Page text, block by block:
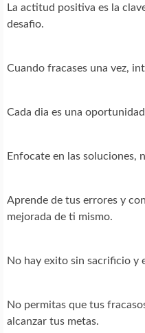
La actitud positiva es la
desafio.
Cuando fracases una vez,
Cada dia es una
Enfocate en las soluciones,
Aprende de tus errores y
mejorada de ti mismo.
No hay exito sin sacrificio y
No permitas que tus
alcanzar tus metas.